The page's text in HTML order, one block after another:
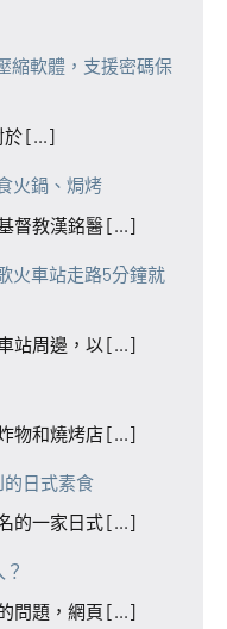
縮軟體，支援密碼保
於 [...]
火鍋、焗烤
督教漢銘醫 [...]
火車站走路5分鐘就
站周邊，以 [...]
物和燒烤店 [...]
的日式素食
的一家日式 [...]
問題，網頁 [...]